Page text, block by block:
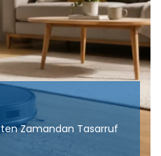
Zamandan Tasarruf